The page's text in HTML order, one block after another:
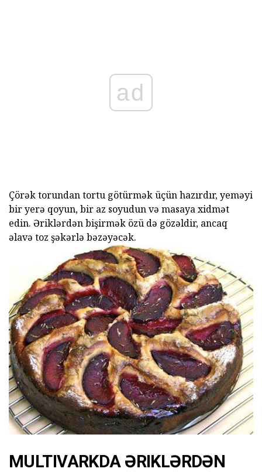
ad
Çörək torundan tortu götürmək üçün hazırdır, yeməyi
bir yerə qoyun, bir az soyudun və masaya xidmət
edin. Əriklərdən bişirmək özü də gözəldir, ancaq
əlavə toz şəkərlə bəzəyəcək.
MULTIVARKDA ƏRIKLƏRDƏN